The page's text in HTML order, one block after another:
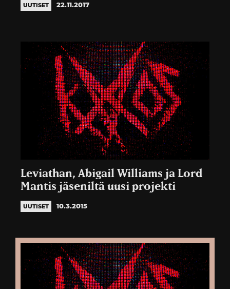
UUTISET 22.11.2017
Leviathan, Abigail Williams ja Lord
Mantis jäseniltä uusi projekti
UUTISET 10.3.2015